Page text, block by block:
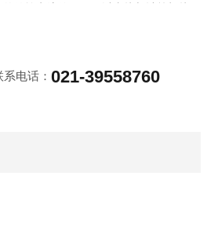
传输电流信号，可以直接与计算机接口
系电话：021-39558760